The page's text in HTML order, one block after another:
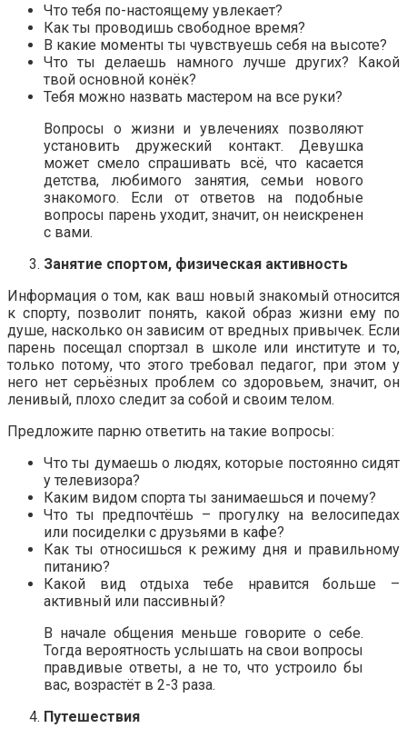
Что тебя по-настоящему увлекает?
Как ты проводишь свободное время?
В какие моменты ты чувствуешь себя на высоте?
Что ты делаешь намного лучше других? Какой
твой основной конёк?
Тебя можно назвать мастером на все руки?
Вопросы о жизни и увлечениях позволяют
установить дружеский контакт. Девушка
может смело спрашивать всё, что касается
детства, любимого занятия, семьи нового
знакомого. Если от ответов на подобные
вопросы парень уходит, значит, он неискренен
с вами.
Занятие спортом, физическая активность
Информация о том, как ваш новый знакомый относится
к спорту, позволит понять, какой образ жизни ему по
душе, насколько он зависим от вредных привычек. Если
парень посещал спортзал в школе или институте и то,
только потому, что этого требовал педагог, при этом у
него нет серьёзных проблем со здоровьем, значит, он
ленивый, плохо следит за собой и своим телом.
Предложите парню ответить на такие вопросы:
Что ты думаешь о людях, которые постоянно сидят
у телевизора?
Каким видом спорта ты занимаешься и почему?
Что ты предпочтёшь – прогулку на велосипедах
или посиделки с друзьями в кафе?
Как ты относишься к режиму дня и правильному
питанию?
Какой вид отдыха тебе нравится больше –
активный или пассивный?
В начале общения меньше говорите о себе.
Тогда вероятность услышать на свои вопросы
правдивые ответы, а не то, что устроило бы
вас, возрастёт в 2-3 раза.
Путешествия